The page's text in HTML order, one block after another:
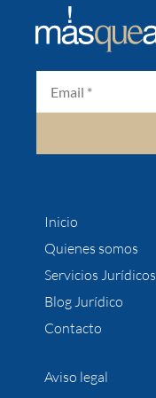
Inicio
Quienes somos
Servicios Jurídicos
Blog Jurídico
Contacto
Aviso legal